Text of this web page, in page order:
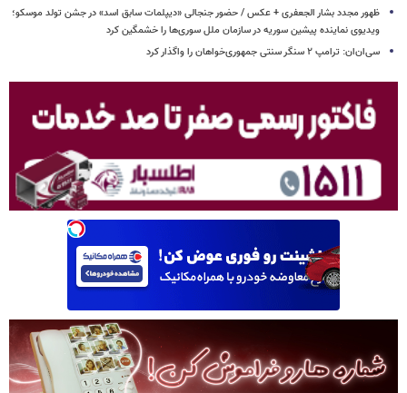
ظهور مجدد بشار الجعفری + عکس / حضور جنجالی «دیپلمات سابق اسد» در جشن تولد موسکو؛
ویدیوی نماینده پیشین سوریه در سازمان ملل سوری‌ها را خشمگین کرد
سی‌ان‌ان: ترامپ ۲ سنگر سنتی جمهوری‌خواهان را واگذار کرد